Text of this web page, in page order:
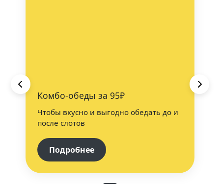
Комбо-обеды за 95₽
Чтобы вкусно и выгодно обедать до и
после слотов
Подробнее